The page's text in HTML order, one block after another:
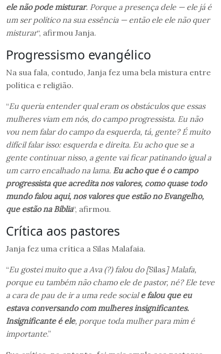
ele não pode misturar. Porque a presença dele — ele já é
um ser político na sua essência — então ele ele não quer
misturar“, afirmou Janja.
Progressismo evangélico
Na sua fala, contudo, Janja fez uma bela mistura entre
política e religião.
“Eu queria entender qual eram os obstáculos que essas
mulheres viam em nós, do campo progressista. Eu não
vou nem falar do campo da esquerda, tá, gente? É muito
difícil falar isso: esquerda e direita. Eu acho que se a
gente continuar nisso, a gente vai ficar patinando igual a
um carro encalhado na lama. Eu acho que é o campo
progressista que acredita nos valores, como quase todo
mundo falou aqui, nos valores que estão no Evangelho,
que estão na Bíblia“, afirmou.
Crítica aos pastores
Janja fez uma crítica a Silas Malafaia.
“Eu gostei muito que a Ava (?) falou do [Silas ] Malafa,
porque eu também não chamo ele de pastor, né? Ele teve
a cara de pau de ir a uma rede sociale falou que eu
estava conversando com mulheres insignificantes.
Insignificante é ele, porque toda mulher para mim é
importante.”